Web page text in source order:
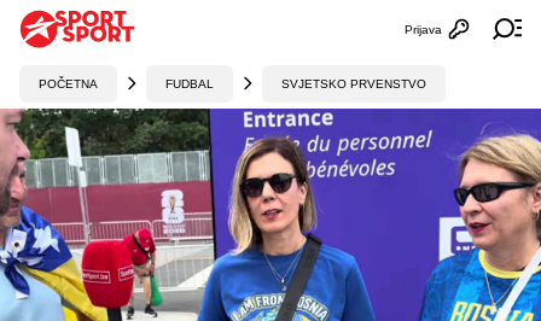
Otvori
Prijava
POČETNA FUDBAL SVJETSKO PRVENSTVO